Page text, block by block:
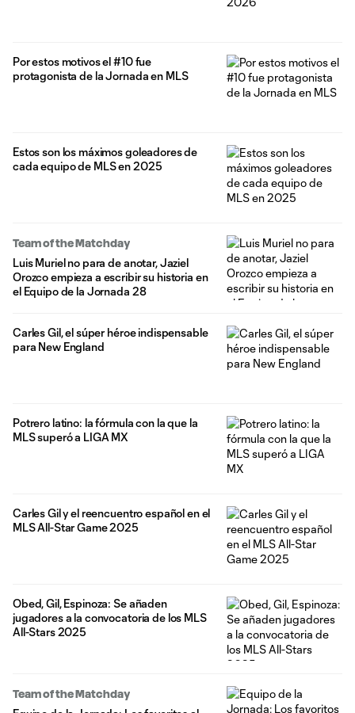
Por estos motivos el #10 fue
protagonista de la Jornada en MLS
Estos son los máximos goleadores de
cada equipo de MLS en 2025
Team of the Matchday
Luis Muriel no para de anotar, Jaziel
Orozco empieza a escribir su historia en
el Equipo de la Jornada 28
Carles Gil, el súper héroe indispensable
para New England
Potrero latino: la fórmula con la que la
MLS superó a LIGA MX
Carles Gil y el reencuentro español en el
MLS All-Star Game 2025
Obed, Gil, Espinoza: Se añaden
jugadores a la convocatoria de los MLS
All-Stars 2025
Team of the Matchday